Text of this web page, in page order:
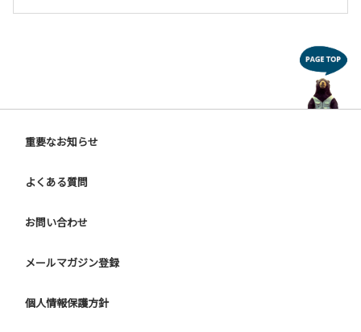
重要なお知らせ
よくある質問
お問い合わせ
メールマガジン登録
個人情報保護方針